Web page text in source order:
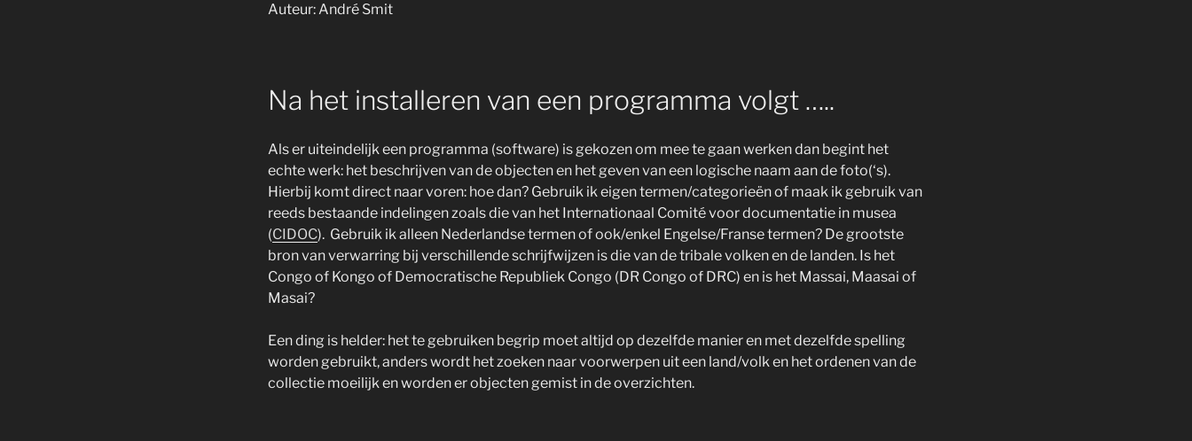
Auteur: André Smit
Na het installeren van een programma volgt …..
Als er uiteindelijk een programma (software) is gekozen om mee te gaan werken dan begint het
echte werk: het beschrijven van de objecten en het geven van een logische naam aan de foto(‘s).
Hierbij komt direct naar voren: hoe dan? Gebruik ik eigen termen/categorieën of maak ik gebruik van
reeds bestaande indelingen zoals die van het Internationaal Comité voor documentatie in musea
(CIDOC). Gebruik ik alleen Nederlandse termen of ook/enkel Engelse/Franse termen? De grootste
bron van verwarring bij verschillende schrijfwijzen is die van de tribale volken en de landen. Is het
Congo of Kongo of Democratische Republiek Congo (DR Congo of DRC) en is het Massai, Maasai of
Masai?
Een ding is helder: het te gebruiken begrip moet altijd op dezelfde manier en met dezelfde spelling
worden gebruikt, anders wordt het zoeken naar voorwerpen uit een land/volk en het ordenen van de
collectie moeilijk en worden er objecten gemist in de overzichten.